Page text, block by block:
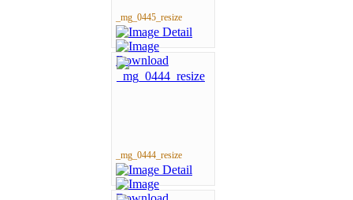
_mg_0445_resize
_mg_0444_resize